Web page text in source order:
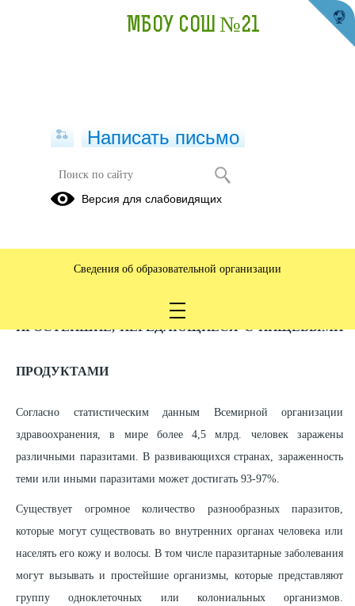
Профилактика паразитарных
заболеваний
ПРОСТЕЙШИЕ, ПЕРЕДАЮЩИЕСЯ С ПИЩЕВЫМИ
ПРОДУКТАМИ
Согласно статистическим данным Всемирной организации
здравоохранения, в мире более 4,5 млрд. человек заражены
различными паразитами. В развивающихся странах, зараженность
теми или иными паразитами может достигать 93-97%.
Существует огромное количество разнообразных паразитов,
которые могут существовать во внутренних органах человека или
населять его кожу и волосы. В том числе паразитарные заболевания
могут вызывать и простейшие организмы, которые представляют
группу одноклеточных или колониальных организмов.
МБОУ СОШ №21
Написать письмо
Версия для слабовидящих
Сведения об образовательной организации